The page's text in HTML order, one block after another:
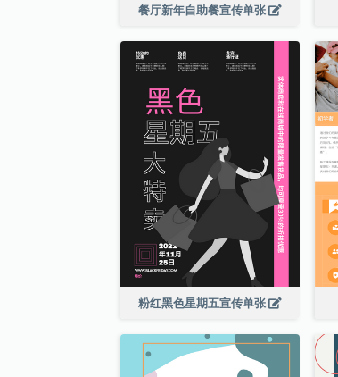
餐厅新年自助餐宣传单张
粉红黑色星期五宣传单张